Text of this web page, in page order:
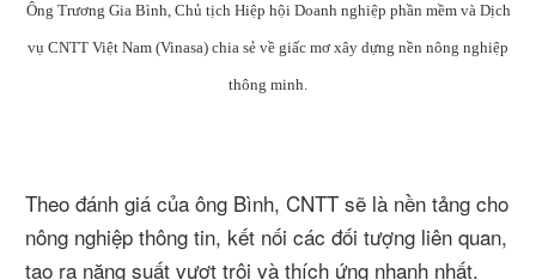
Ông Trương Gia Bình, Chủ tịch Hiệp hội Doanh nghiệp phần mềm và Dịch
vụ CNTT Việt Nam (Vinasa) chia sẻ về giấc mơ xây dựng nền nông nghiệp
thông minh.
Theo đánh giá của ông Bình, CNTT sẽ là nền tảng cho
nông nghiệp thông tin, kết nối các đối tượng liên quan,
tạo ra năng suất vượt trội và thích ứng nhanh nhất.